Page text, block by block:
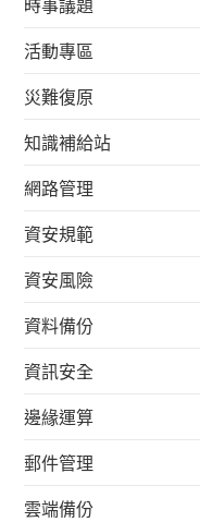
活動專區
災難復原
知識補給站
網路管理
資安規範
資安風險
資料備份
資訊安全
邊緣運算
郵件管理
雲端備份